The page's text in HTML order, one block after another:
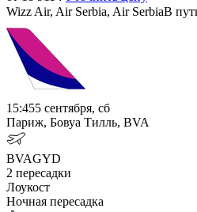
Wizz Air, Air Serbia, Air SerbiaВ
15:455 сентября, сб
Париж, Бовуа Тилль, BVA
BVAGYD
2 пересадки
Лоукост
Ночная пересадка